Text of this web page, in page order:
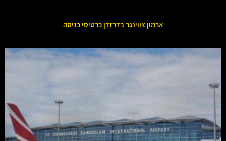
ארמון צווינגר בדרזדן כרטיסי כניסה